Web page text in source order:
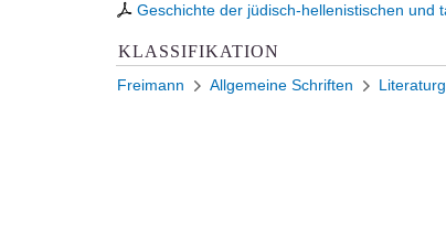
Geschichte der jüdisch-hellenistischen und
KLASSIFIKATION
Freimann Allgemeine Schriften